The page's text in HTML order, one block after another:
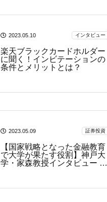
2023.05.10 インタビュー
楽天ブラックカードホルダー
に聞く！インビテーションの
条件とメリットとは？
2023.05.09 証券投資
【国家戦略となった金融教育
で大学が果たす役割】神戸大
学・家森教授インタビュー ～